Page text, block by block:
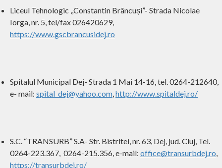
Liceul Tehnologic ,,Constantin Brâncuși”- Strada Nicolae
Iorga, nr. 5, tel/fax 026420629,
https://www.gscbrancusidej.ro
Spitalul Municipal Dej- Strada 1 Mai 14-16, tel. 0264-212640,
e- mail: spital_dej@yahoo.com,http://www.spitaldej.ro/
S.C. “TRANSURB” S.A- Str. Bistritei, nr. 63, Dej, jud. Cluj, Tel.
0264-223.367, 0264-215.356, e-mail: office@transurbdej.ro,
https://transurbdej.ro/